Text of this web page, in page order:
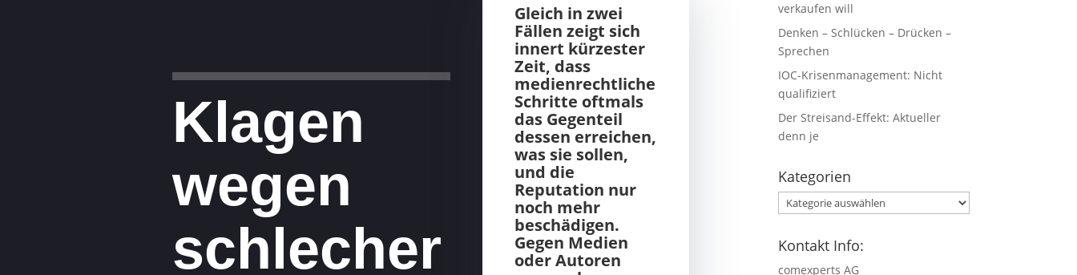
Klagen
wegen
schlecher
Gleich in zwei
Fällen zeigt sich
innert kürzester
Zeit, dass
medienrechtliche
Schritte oftmals
das Gegenteil
dessen erreichen,
was sie sollen,
und die
Reputation nur
noch mehr
beschädigen.
Gegen Medien
oder Autoren
verkaufen will
Denken – Schlücken – Drücken –
Sprechen
IOC-Krisenmanagement: Nicht
qualifiziert
Der Streisand-Effekt: Aktueller
denn je
Kategorien
Kategorien
Kontakt Info:
comexperts AG